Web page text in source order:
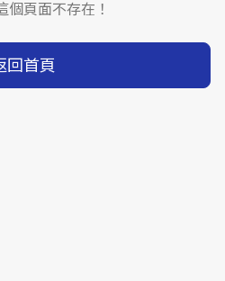
個頁面不存在！
回首頁